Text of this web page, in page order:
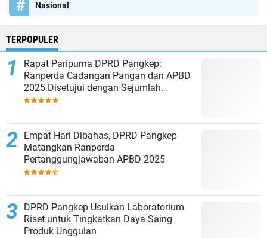
Nasional
TERPOPULER
Rapat Paripurna DPRD Pangkep:
Ranperda Cadangan Pangan dan APBD
2025 Disetujui dengan Sejumlah
Catatan
Empat Hari Dibahas, DPRD Pangkep
Matangkan Ranperda
Pertanggungjawaban APBD 2025
DPRD Pangkep Usulkan Laboratorium
Riset untuk Tingkatkan Daya Saing
Produk Unggulan